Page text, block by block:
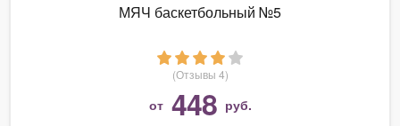
МЯЧ баскетбольный №5
(Отзывы 4)
от 448 руб.